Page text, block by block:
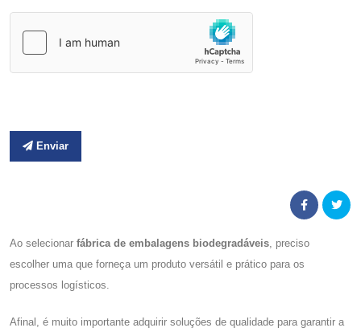
Enviar
Ao selecionar fábrica de embalagens biodegradáveis, preciso
escolher uma que forneça um produto versátil e prático para os
processos logísticos.
Afinal, é muito importante adquirir soluções de qualidade para garantir a